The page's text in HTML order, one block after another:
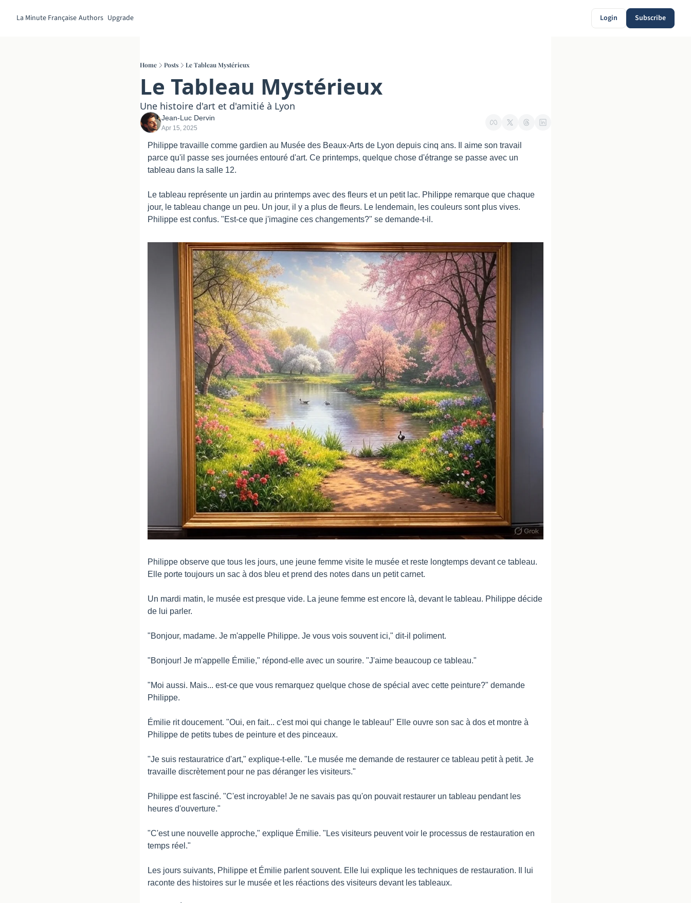
La Minute Française Authors Upgrade Login Subscribe
Home Posts Le Tableau Mystérieux
Le Tableau Mystérieux
Une histoire d'art et d'amitié à Lyon
Jean-Luc Dervin
Apr 15, 2025
Philippe travaille comme gardien au Musée des Beaux-Arts de Lyon depuis cinq ans. Il aime son travail
parce qu'il passe ses journées entouré d'art. Ce printemps, quelque chose d'étrange se passe avec un
tableau dans la salle 12.
Le tableau représente un jardin au printemps avec des fleurs et un petit lac. Philippe remarque que chaque
jour, le tableau change un peu. Un jour, il y a plus de fleurs. Le lendemain, les couleurs sont plus vives.
Philippe est confus. "Est-ce que j'imagine ces changements?" se demande-t-il.
Philippe observe que tous les jours, une jeune femme visite le musée et reste longtemps devant ce tableau.
Elle porte toujours un sac à dos bleu et prend des notes dans un petit carnet.
Un mardi matin, le musée est presque vide. La jeune femme est encore là, devant le tableau. Philippe décide
de lui parler.
"Bonjour, madame. Je m'appelle Philippe. Je vous vois souvent ici," dit-il poliment.
"Bonjour! Je m'appelle Émilie," répond-elle avec un sourire. "J'aime beaucoup ce tableau."
"Moi aussi. Mais... est-ce que vous remarquez quelque chose de spécial avec cette peinture?" demande
Philippe.
Émilie rit doucement. "Oui, en fait... c'est moi qui change le tableau!" Elle ouvre son sac à dos et montre à
Philippe de petits tubes de peinture et des pinceaux.
"Je suis restauratrice d'art," explique-t-elle. "Le musée me demande de restaurer ce tableau petit à petit. Je
travaille discrètement pour ne pas déranger les visiteurs."
Philippe est fasciné. "C'est incroyable! Je ne savais pas qu'on pouvait restaurer un tableau pendant les
heures d'ouverture."
"C'est une nouvelle approche," explique Émilie. "Les visiteurs peuvent voir le processus de restauration en
temps réel."
Les jours suivants, Philippe et Émilie parlent souvent. Elle lui explique les techniques de restauration. Il lui
raconte des histoires sur le musée et les réactions des visiteurs devant les tableaux.